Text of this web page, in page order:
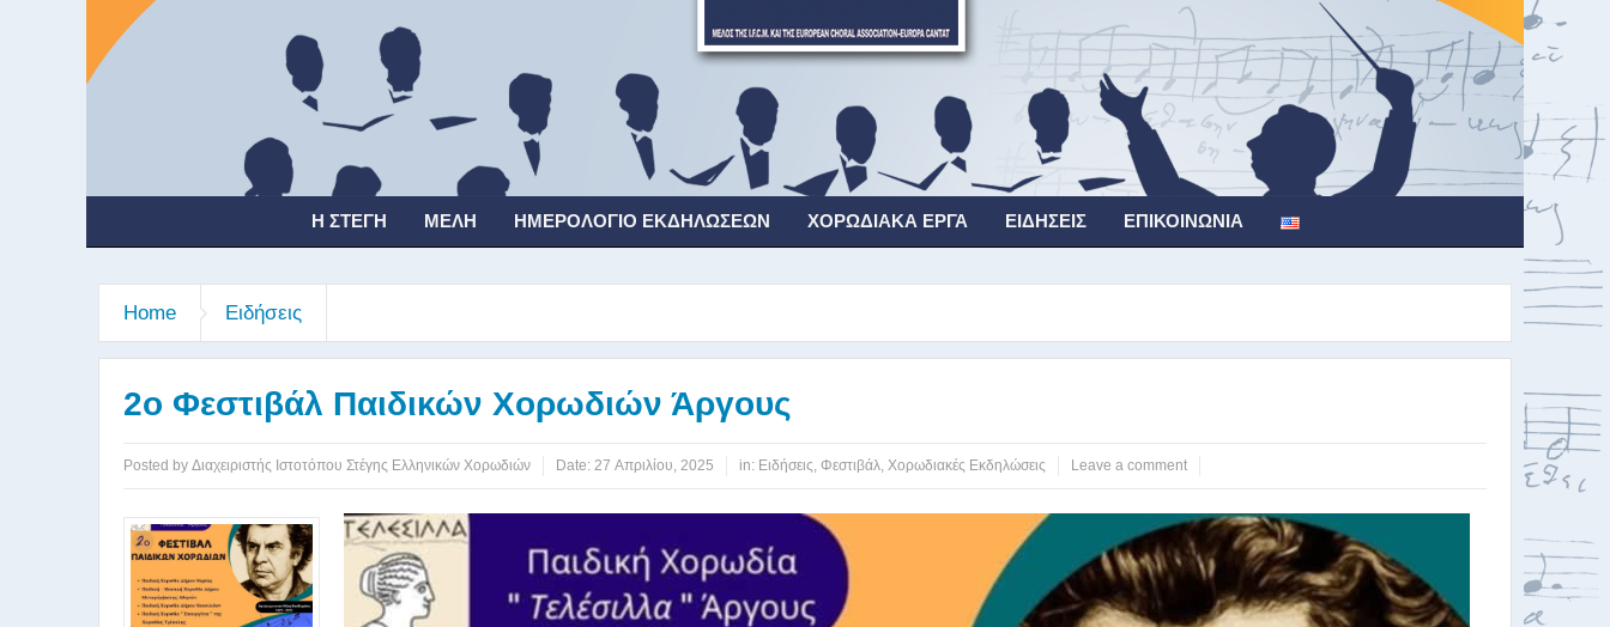
Η ΣΤΈΓΗ ΜΈΛΗ ΗΜΕΡΟΛΌΓΙΟ ΕΚΔΗΛΏΣΕΩΝ ΧΟΡΩΔΙΑΚΆ ΈΡΓΑ ΕΙΔΉΣΕΙΣ ΕΠΙΚΟΙΝΩΝΊΑ
Home Ειδήσεις
2ο Φεστιβάλ Παιδικών Χορωδιών Άργους
Posted by Διαχειριστής Ιστοτόπου Στέγης Ελληνικών Χορωδιών Date: 27 Απριλίου, 2025 in: Ειδήσεις, Φεστιβάλ, Χορωδιακές Εκδηλώσεις Leave a comment